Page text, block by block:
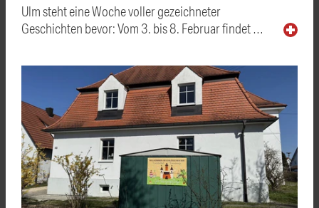
Ulm steht eine Woche voller gezeichneter
Geschichten bevor: Vom 3. bis 8. Februar findet …